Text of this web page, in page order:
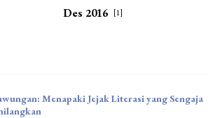
Des 2016 [1]
Menapaki Jejak Literasi yang Sengaja